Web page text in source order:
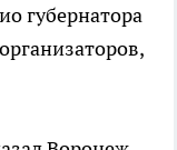
губернатора